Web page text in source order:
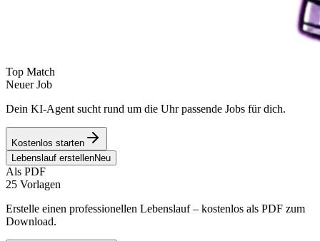
Top Match
Neuer Job
Dein KI-Agent sucht rund um die Uhr passende Jobs für dich.
Kostenlos starten
Lebenslauf erstellenNeu
Als PDF
25 Vorlagen
Erstelle einen professionellen Lebenslauf – kostenlos als PDF zum
Download.